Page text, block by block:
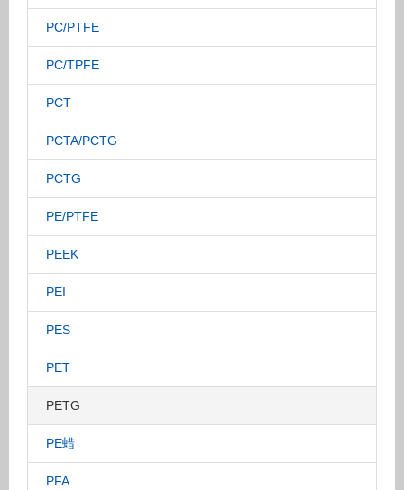
PC/PTFE
PC/TPFE
PCT
PCTA/PCTG
PCTG
PE/PTFE
PEEK
PEI
PES
PET
PETG
PE蜡
PFA